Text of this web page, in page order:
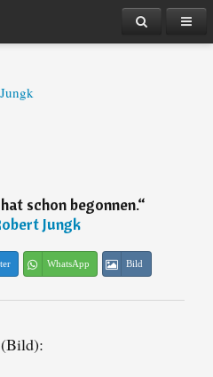
schon begonnen.“
Jungk
WhatsApp Bild